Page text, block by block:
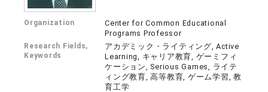
Organization
Center for Common Educational
Programs Professor
Research Fields,
Keywords
アカデミック・ライティング, Active
Learning, キャリア教育, ゲーミフィ
ケーション, Serious Games, ライテ
ィング教育, 高等教育, ゲーム学習, 教
育工学